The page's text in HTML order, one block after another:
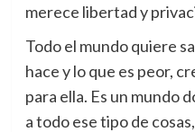
merece libertad y
Todo el mundo quiere
hace y lo que es peor,
para ella. Es un mundo
a todo ese tipo de